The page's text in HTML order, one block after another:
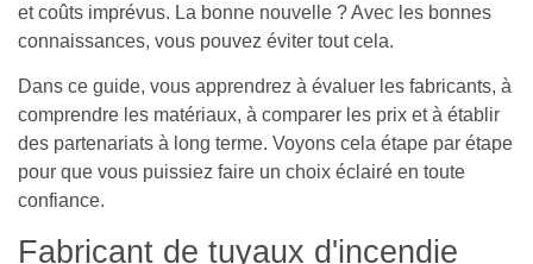
et coûts imprévus. La bonne nouvelle ? Avec les bonnes
connaissances, vous pouvez éviter tout cela.
Dans ce guide, vous apprendrez à évaluer les fabricants, à
comprendre les matériaux, à comparer les prix et à établir
des partenariats à long terme. Voyons cela étape par étape
pour que vous puissiez faire un choix éclairé en toute
confiance.
Fabricant de tuyaux d'incendie